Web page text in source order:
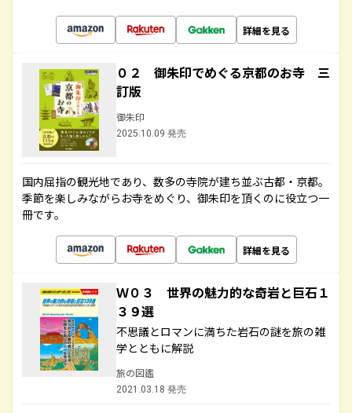
詳細を見る
０２ 御朱印でめぐる京都のお寺 三
訂版
御朱印
2025.10.09 発売
国内屈指の観光地であり、数多の寺院が建ち並ぶ古都・京都。
季節を楽しみながらお寺をめぐり、御朱印を頂くのに役立つ一
冊です。
詳細を見る
Ｗ０３ 世界の魅力的な奇岩と巨石１
３９選
不思議とロマンに満ちた岩石の謎を旅の雑
学とともに解説
旅の図鑑
2021.03.18 発売